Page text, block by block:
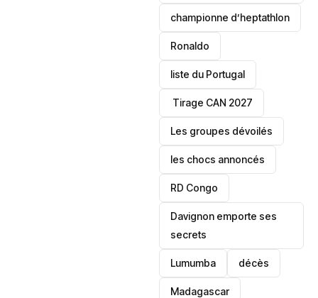
championne d’heptathlon
Ronaldo
liste du Portugal
‎ Tirage CAN 2027
Les groupes dévoilés
les chocs annoncés
‎RD Congo
Davignon emporte ses
secrets
Lumumba décès
‎Madagascar